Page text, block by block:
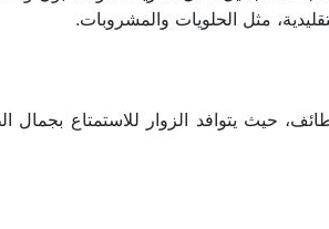
مثل الحلويات والمشروبات.